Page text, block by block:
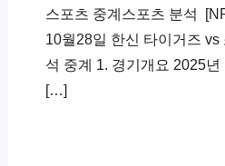
스포츠 중계스포츠 분석
10월28일 한신 타이거즈
석 중계 1. 경기개요 2025
[…]